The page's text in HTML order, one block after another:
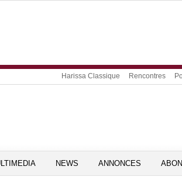
Harissa Classique Rencontres
NEWS ANNONCES